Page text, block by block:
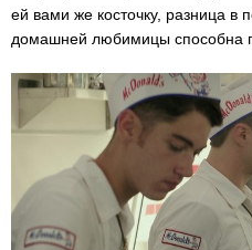
ей вами же косточку, разница в
домашней любимицы способна